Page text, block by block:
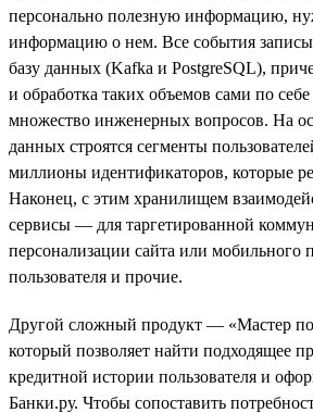
персонально полезную информацию,
информацию о нем. Все события
базу данных (Kafka и PostgreSQL),
и обработка таких объемов сами по
множество инженерных вопросов. На
данных строятся сегменты
миллионы идентификаторов, которые
Наконец, с этим хранилищем
сервисы — для таргетированной
персонализации сайта или мобильного
пользователя и прочие.
Другой сложный продукт — «Мастер
который позволяет найти подходящее
кредитной истории пользователя и
Банки.ру. Чтобы сопоставить